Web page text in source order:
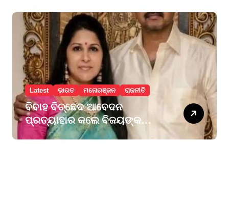
Latest ଭାରତ ମନୋରଞ୍ଜନ ରାଜନୀତି
ବିବାହ ବିଚ୍ଛେଦ ଆବେଦନ
ପ୍ରତ୍ୟାହାର କଲେ ବିଜୟଙ୍କ
ପତ୍ନୀ ସଙ୍ଗୀତା